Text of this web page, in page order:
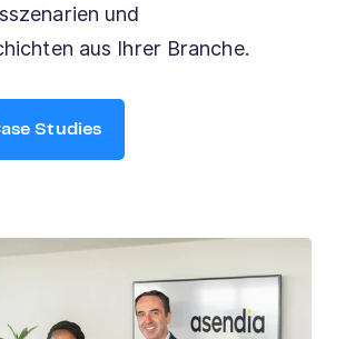
und
aus Ihrer Branche.
Studies